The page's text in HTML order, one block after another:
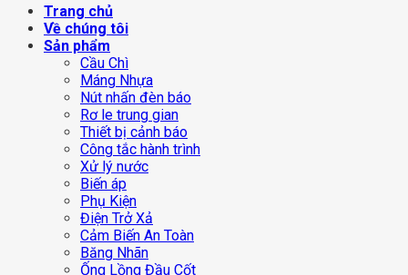
Trang chủ
Về chúng tôi
Sản phẩm
Cầu Chì
Máng Nhựa
Nút nhấn đèn báo
Rơ le trung gian
Thiết bị cảnh báo
Công tắc hành trình
Xử lý nước
Biến áp
Phụ Kiện
Điện Trở Xả
Cảm Biến An Toàn
Băng Nhãn
Ống Lồng Đầu Cốt